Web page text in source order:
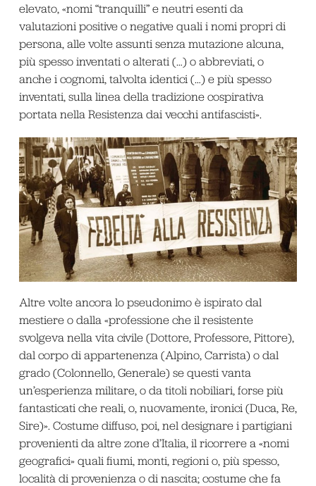
elevato, «nomi “tranquilli” e neutri esenti da
valutazioni positive o negative quali i nomi propri di
persona, alle volte assunti senza mutazione alcuna,
più spesso inventati o alterati (…) o abbreviati, o
anche i cognomi, talvolta identici (…) e più spesso
inventati, sulla linea della tradizione cospirativa
portata nella Resistenza dai vecchi antifascisti».
Altre volte ancora lo pseudonimo è ispirato dal
mestiere o dalla «professione che il resistente
svolgeva nella vita civile (Dottore, Professore, Pittore),
dal corpo di appartenenza (Alpino, Carrista) o dal
grado (Colonnello, Generale) se questi vanta
un’esperienza militare, o da titoli nobiliari, forse più
fantasticati che reali, o, nuovamente, ironici (Duca, Re,
Sire)». Costume diffuso, poi, nel designare i partigiani
provenienti da altre zone d’Italia, il ricorrere a «nomi
geografici» quali fiumi, monti, regioni o, più spesso,
località di provenienza o di nascita; costume che fa